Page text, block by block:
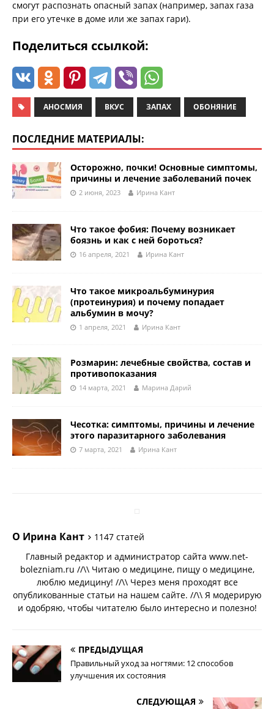
смогут распознать опасный запах (например, запах газа
при его утечке в доме или же запах гари).
Поделиться ссылкой:
АНОСМИЯ ВКУС ЗАПАХ ОБОНЯНИЕ
ПОСЛЕДНИЕ МАТЕРИАЛЫ:
Осторожно, почки! Основные симптомы,
причины и лечение заболеваний почек
2 июня, 2023 Ирина Кант
Что такое фобия: Почему возникает
боязнь и как с ней бороться?
16 апреля, 2021 Ирина Кант
Что такое микроальбуминурия
(протеинурия) и почему попадает
альбумин в мочу?
1 апреля, 2021 Ирина Кант
Розмарин: лечебные свойства, состав и
противопоказания
14 марта, 2021 Марина Дарий
Чесотка: симптомы, причины и лечение
этого паразитарного заболевания
7 марта, 2021 Ирина Кант
О Ирина Кант
1147 статей
Главный редактор и администратор сайта www.net-
bolezniam.ru //\\ Читаю о медицине, пищу о медицине,
люблю медицину! //\\ Через меня проходят все
опубликованные статьи на нашем сайте. //\\ Я модерирую
и одобряю, чтобы читателю было интересно и полезно!
ПРЕДЫДУЩАЯ
Правильный уход за ногтями: 12 способов
улучшения их состояния
СЛЕДУЮЩАЯ